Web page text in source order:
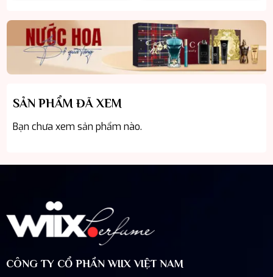
SẢN PHẨM ĐÃ XEM
Bạn chưa xem sản phẩm nào.
CÔNG TY CỔ PHẦN WIIX VIỆT NAM